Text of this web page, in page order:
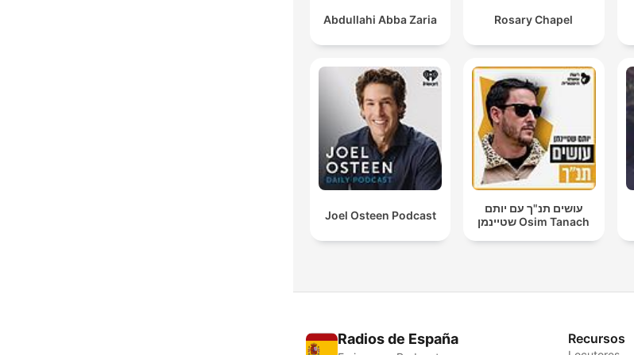
Abdullahi Abba Zaria Rosary Chapel
Joel Osteen Podcast
עושים תנ"ך עם יותם
שטיינמן Osim Tanach
Radios de España Recursos